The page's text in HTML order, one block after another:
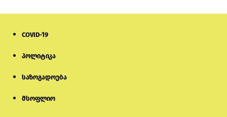
COVID-19
პოლიტიკა
საზოგადოება
მსოფლიო